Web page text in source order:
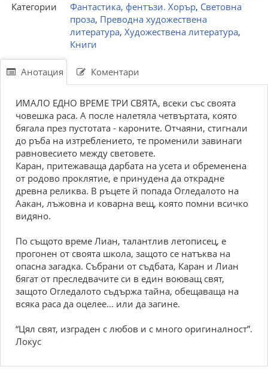
Категории
Фантастика, фентъзи. Хорър, Световна
проза, Преводна художествена
литература, Художествена литература,
Книги
Анотация Коментари
ИМАЛО ЕДНО ВРЕМЕ ТРИ СВЯТА, всеки със своята
човешка раса. А после налетяла четвъртата, която
бягала през пустотата - кароните. Отчаяни, стигнали
до ръба на изтреблението, те променили завинаги
равновесието между световете.
Каран, притежаваща дарбата на усета и обременена
от родово проклятие, е принудена да открадне
древна реликва. В ръцете й попада Огледалото на
Аакан, лъжовна и коварна вещ, която помни всичко
видяно.
По същото време Лиан, талантлив летописец, е
прогонен от своята школа, защото се натъква на
опасна загадка. Събрани от съдбата, Каран и Лиан
бягат от преследвачите си в един воюващ свят,
защото Огледалото съдържа тайна, обещаваща на
всяка раса да оцелее... или да загине.
“Цял свят, изграден с любов и с много оригиналност”.
Локус